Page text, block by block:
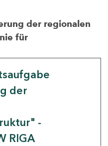
der regionalen
für
der
-
RIGA